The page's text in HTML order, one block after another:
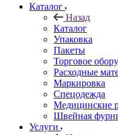
Каталог
Назад
Каталог
Упаковка
Пакеты
Торговое
Расходные
Маркировка
Спецодежда
Медицинские
Швейная
Услуги